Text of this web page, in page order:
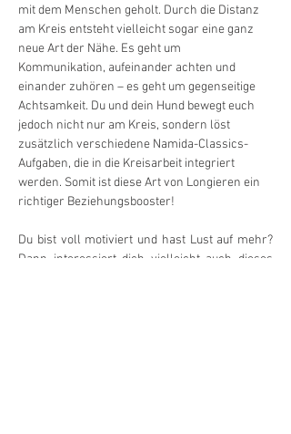
mit dem Menschen geholt. Durch die Distanz
am Kreis entsteht vielleicht sogar eine ganz
neue Art der Nähe. Es geht um
Kommunikation, aufeinander achten und
einander zuhören – es geht um gegenseitige
Achtsamkeit. Du und dein Hund bewegt euch
jedoch nicht nur am Kreis, sondern löst
zusätzlich verschiedene Namida-Classics-
Aufgaben, die in die Kreisarbeit integriert
werden. Somit ist diese Art von Longieren ein
richtiger Beziehungsbooster!
Du bist voll motiviert und hast Lust auf mehr?
Dann interessiert dich vielleicht auch dieses